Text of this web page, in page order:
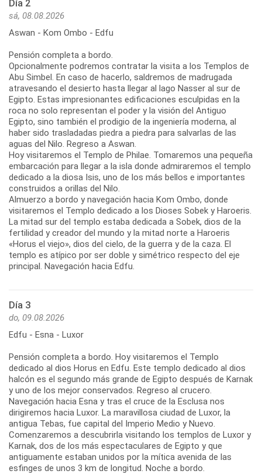
Día 2
sá, 08.08.2026
Aswan - Kom Ombo - Edfu
Pensión completa a bordo.
Opcionalmente podremos contratar la visita a los Templos de
Abu Simbel. En caso de hacerlo, saldremos de madrugada
atravesando el desierto hasta llegar al lago Nasser al sur de
Egipto. Estas impresionantes edificaciones esculpidas en la
roca no solo representan el poder y la visión del Antiguo
Egipto, sino también el prodigio de la ingeniería moderna, al
haber sido trasladadas piedra a piedra para salvarlas de las
aguas del Nilo. Regreso a Aswan.
Hoy visitaremos el Templo de Philae. Tomaremos una pequeña
embarcación para llegar a la isla donde admiraremos el templo
dedicado a la diosa Isis, uno de los más bellos e importantes
construidos a orillas del Nilo.
Almuerzo a bordo y navegación hacia Kom Ombo, donde
visitaremos el Templo dedicado a los Dioses Sobek y Haroeris.
La mitad sur del templo estaba dedicada a Sobek, dios de la
fertilidad y creador del mundo y la mitad norte a Haroeris
«Horus el viejo», dios del cielo, de la guerra y de la caza. El
templo es atípico por ser doble y simétrico respecto del eje
principal. Navegación hacia Edfu.
Día 3
do, 09.08.2026
Edfu - Esna - Luxor
Pensión completa a bordo. Hoy visitaremos el Templo
dedicado al dios Horus en Edfu. Este templo dedicado al dios
halcón es el segundo más grande de Egipto después de Karnak
y uno de los mejor conservados. Regreso al crucero.
Navegación hacia Esna y tras el cruce de la Esclusa nos
dirigiremos hacia Luxor. La maravillosa ciudad de Luxor, la
antigua Tebas, fue capital del Imperio Medio y Nuevo.
Comenzaremos a descubrirla visitando los templos de Luxor y
Karnak, dos de los más espectaculares de Egipto y que
antiguamente estaban unidos por la mítica avenida de las
esfinges de unos 3 km de longitud. Noche a bordo.